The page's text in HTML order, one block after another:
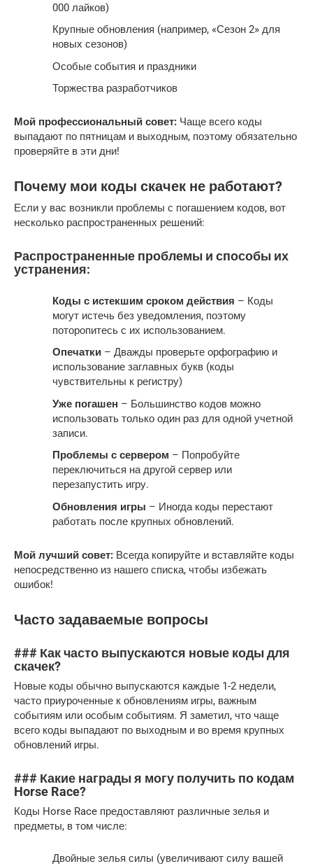
000 лайков)
Крупные обновления (например, «Сезон 2» для
новых сезонов)
Особые события и праздники
Торжества разработчиков
Мой профессиональный совет: Чаще всего коды
выпадают по пятницам и выходным, поэтому обязательно
проверяйте в эти дни!
Почему мои коды скачек не работают?
Если у вас возникли проблемы с погашением кодов, вот
несколько распространенных решений:
Распространенные проблемы и способы их
устранения:
Коды с истекшим сроком действия – Коды
могут истечь без уведомления, поэтому
поторопитесь с их использованием.
Опечатки – Дважды проверьте орфографию и
использование заглавных букв (коды
чувствительны к регистру)
Уже погашен – Большинство кодов можно
использовать только один раз для одной учетной
записи.
Проблемы с сервером – Попробуйте
переключиться на другой сервер или
перезапустить игру.
Обновления игры – Иногда коды перестают
работать после крупных обновлений.
Мой лучший совет: Всегда копируйте и вставляйте коды
непосредственно из нашего списка, чтобы избежать
ошибок!
Часто задаваемые вопросы
### Как часто выпускаются новые коды для
скачек?
Новые коды обычно выпускаются каждые 1-2 недели,
часто приуроченные к обновлениям игры, важным
событиям или особым событиям. Я заметил, что чаще
всего коды выпадают по выходным и во время крупных
обновлений игры.
### Какие награды я могу получить по кодам
Horse Race?
Коды Horse Race предоставляют различные зелья и
предметы, в том числе:
Двойные зелья силы (увеличивают силу вашей